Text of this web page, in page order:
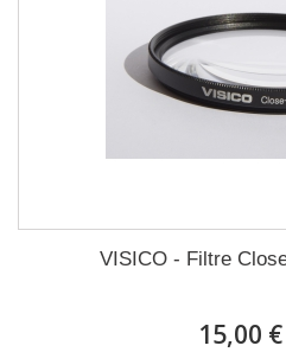
VISICO - Filtre
15,00